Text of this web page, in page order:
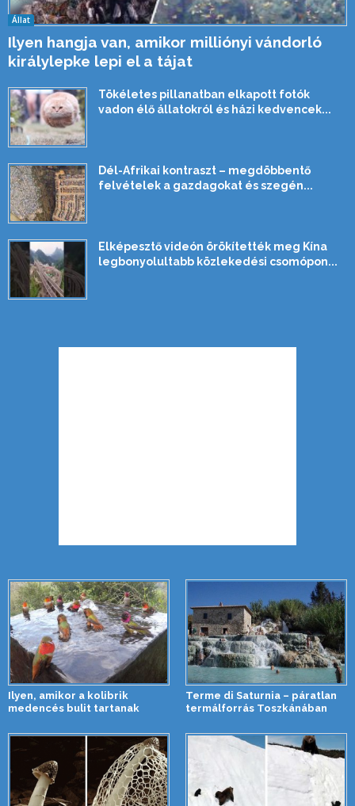
Állat
Ilyen hangja van, amikor milliónyi vándorló
királylepke lepi el a tájat
Tökéletes pillanatban elkapott fotók
vadon élő állatokról és házi kedvencek...
Dél-Afrikai kontraszt – megdöbbentő
felvételek a gazdagokat és szegén...
Elképesztő videón örökítették meg Kína
legbonyolultabb közlekedési csomópon...
Ilyen, amikor a kolibrik
medencés bulit tartanak
Terme di Saturnia – páratlan
termálforrás Toszkánában